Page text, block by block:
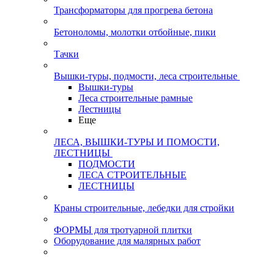
Трансформаторы для прогрева бетона
Бетоноломы, молотки отбойные, пики
Тачки
Вышки-туры, подмости, леса строительные
Вышки-туры
Леса строительные рамные
Лестницы
Еще
ЛЕСА, ВЫШКИ-ТУРЫ И ПОМОСТИ,
ЛЕСТНИЦЫ
ПОДМОСТИ
ЛЕСА СТРОИТЕЛЬНЫЕ
ЛЕСТНИЦЫ
Краны строительные, лебедки для стройки
ФОРМЫ для тротуарной плитки
Оборудование для малярных работ